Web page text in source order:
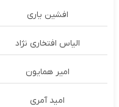
افشین یاری
الیاس افتخاری نژاد
امير همايون
امید آمری